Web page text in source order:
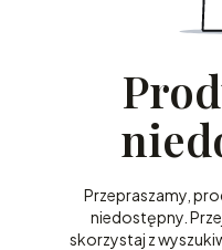
Przepraszamy,
niedostępny.
skorzystaj z